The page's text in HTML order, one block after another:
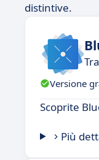
distintive.
Versione
Scoprite
Più